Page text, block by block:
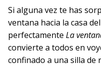
Si alguna vez te has
ventana hacia la casa
perfectamente La
convierte a todos en
confinado a una silla de